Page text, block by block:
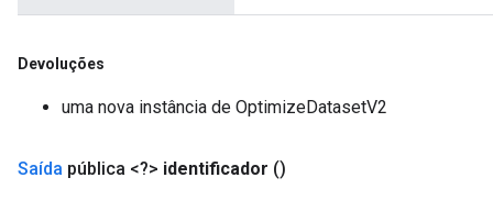
Devoluções
uma nova instância de OptimizeDatasetV2
Saída pública <?> identificador ()